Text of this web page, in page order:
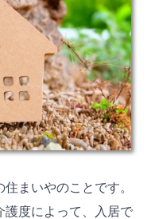
まいやのことです。
護度によって、入居で